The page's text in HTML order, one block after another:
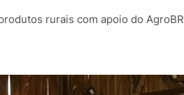
rurais com apoio do AgroBR